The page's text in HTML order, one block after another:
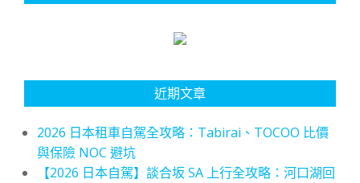
近期文章
2026 日本租車自駕全攻略：Tabirai、TOCOO 比價
與保險 NOC 避坑
【2026 日本自駕】談合坂 SA 上行全攻略：河口湖回